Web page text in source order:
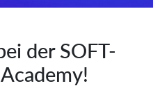
der SOFT-